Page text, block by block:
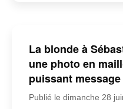
La blonde à
une photo en
puissant message
Publié le dimanche 28